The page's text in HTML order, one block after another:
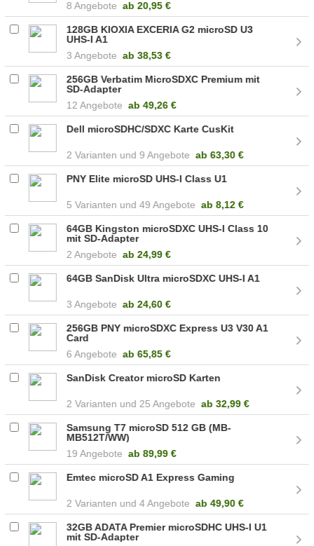
8 Angebote ab 20,95 €
128GB KIOXIA EXCERIA G2 microSD U3
UHS-I A1
3 Angebote ab 38,53 €
256GB Verbatim MicroSDXC Premium mit
SD-Adapter
12 Angebote ab49,26 €
Dell microSDHC/SDXC Karte CusKit
2 9 Angebote ab 63,30 €
PNY Elite microSD UHS-I Class U1
5 49 Angebote ab 8,12 €
64GB Kingston microSDXC UHS-I Class 10
mit SD-Adapter
2 Angebote ab 24,99 €
64GB SanDisk Ultra microSDXC UHS-I A1
3 Angebote ab 24,60 €
256GB PNY microSDXC Express U3 V30 A1
Card
6 Angebote ab 65,85 €
SanDisk Creator microSD Karten
2 25 Angebote ab 32,99 €
Samsung T7 microSD 512 GB (MB-
MB512T/WW)
19 Angebote ab 89,99 €
Emtec microSD A1 Express Gaming
2 4 Angebote ab49,90 €
32GB ADATA Premier microSDHC UHS-I U1
mit SD-Adapter